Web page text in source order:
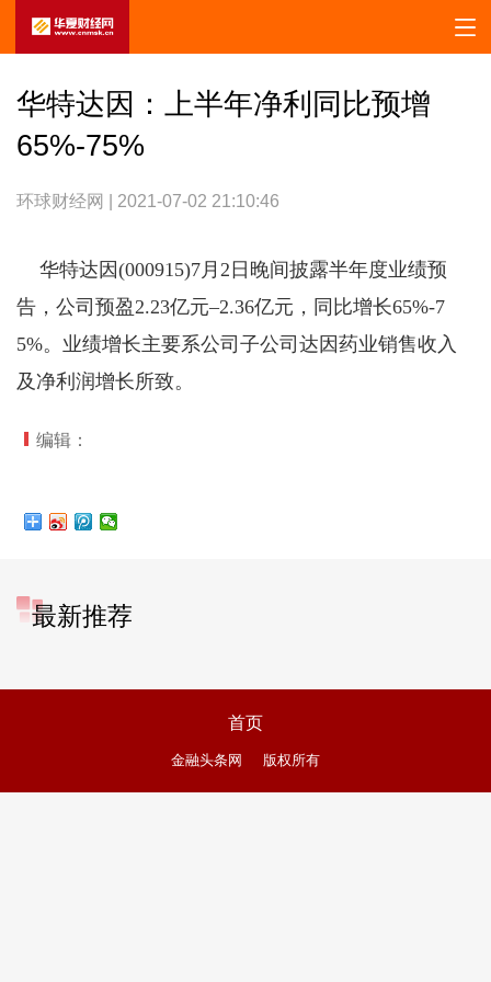
华特达因：上半年净利同比预增
65%-75%
环球财经网 | 2021-07-02 21:10:46
华特达因(000915)7月2日晚间披露半年度业绩预
告，公司预盈2.23亿元–2.36亿元，同比增长65%-7
5%。业绩增长主要系公司子公司达因药业销售收入
及净利润增长所致。
编辑：
最新推荐
首页
金融头条网 版权所有